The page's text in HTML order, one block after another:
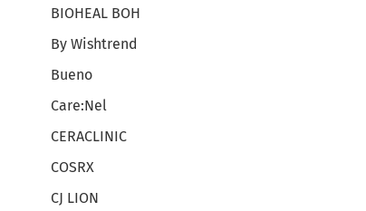
BIOHEAL BOH
By Wishtrend
Bueno
Care:Nel
CERACLINIC
COSRX
CJ LION